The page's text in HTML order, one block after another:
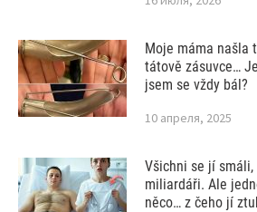
Moje máma našla
tátově zásuvce…
jsem se vždy bál?
10 апреля, 2025
Všichni se jí
miliardáři. Ale
něco… z čeho jí